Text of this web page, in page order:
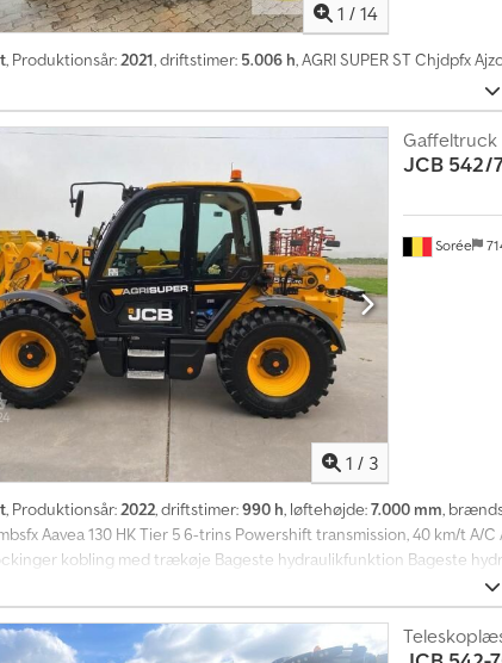
1 / 14
, Produktionsår:2021, driftstimer: 5.006 h, AGRI SUPER ST Chjdpfx
1 / 3
Sorée
Gaffeltruck
JCB 542/
, Produktionsår:2022, driftstimer:990 h, løftehøjde:7.000 mm,
Aavea 130 HK Tier 5 6-trins Powershift transmission, 40 km/t
kobling med trækøje Bageste hydraulikfunktion Bageste
(i dage): 14 Effekt: 130 HK DIN Motortimer: 990 Antal cylindre: 4